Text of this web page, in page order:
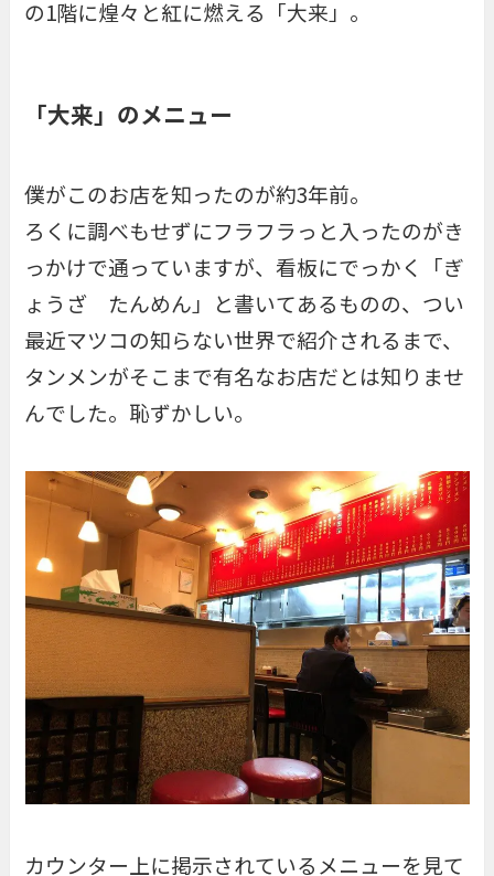
の1階に煌々と紅に燃える「大来」。
「大来」のメニュー
僕がこのお店を知ったのが約3年前。
ろくに調べもせずにフラフラっと入ったのがき
っかけで通っていますが、看板にでっかく「ぎ
ょうざ たんめん」と書いてあるものの、つい
最近マツコの知らない世界で紹介されるまで、
タンメンがそこまで有名なお店だとは知りませ
んでした。恥ずかしい。
カウンター上に掲示されているメニューを見て